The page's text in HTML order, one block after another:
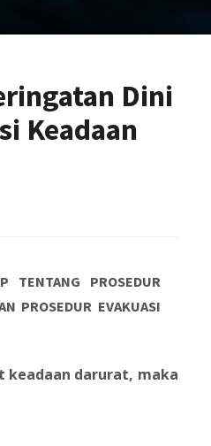
Dini
Keadaan
TENTANG PROSEDUR
PROSEDUR EVAKUASI
keadaan darurat, maka